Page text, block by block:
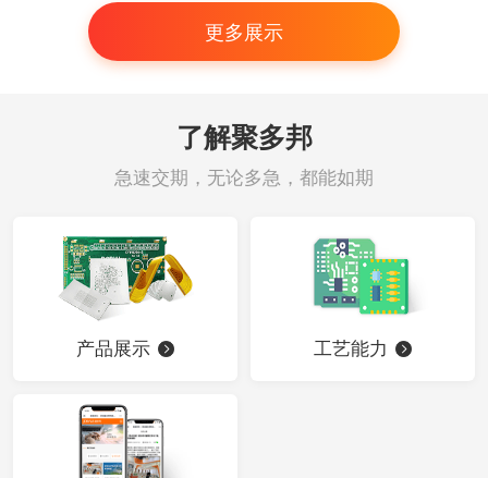
更多展示
了解聚多邦
急速交期，无论多急，都能如期
产品展示 工艺能力